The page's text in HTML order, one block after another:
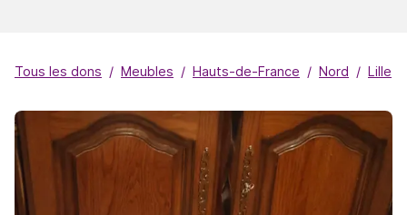
Tous les dons Meubles Hauts-de-France Nord Lille